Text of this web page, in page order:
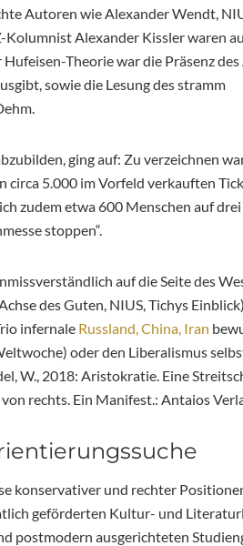
Autoren wie Alexander Wendt,
Alexander Kissler waren
Theorie war die Präsenz
sowie die Lesung des stramm
ging auf: Zu verzeichnen
circa 5.000 im Vorfeld verkauften
zudem etwa 600 Menschen auf drei
stoppen“.
auf die Seite des
des Guten, NIUS, Tichys
infernale Russland, China, Iran
oder den Liberalismus
W., 2018: Aristokratie. Eine
rechts. Ein Manifest.: Antaios
konservativer und rechter
geförderten Kultur- und
postmodern ausgerichteten